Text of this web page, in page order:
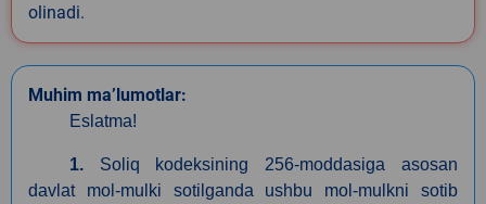
olinadi.
Muhim ma’lumotlar:
Eslatma!
1.Soliq kodeksining 256-moddasiga asosan
davlat mol-mulki sotilganda ushbu mol-mulkni sotib